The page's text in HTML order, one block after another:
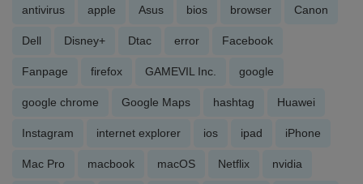
antivirus apple Asus bios browser Canon
Dell Disney+ Dtac error Facebook
Fanpage firefox GAMEVIL Inc. google
google chrome Google Maps hashtag Huawei
Instagram internet explorer ios ipad iPhone
Mac Pro macbook macOS Netflix nvidia